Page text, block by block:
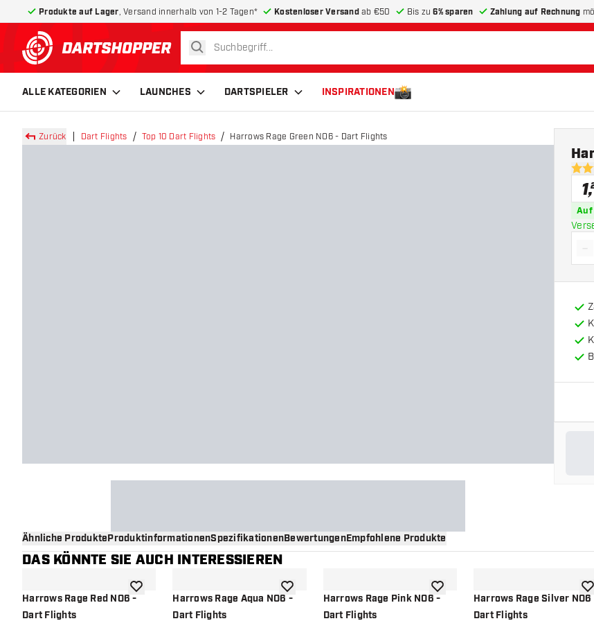
Produkte auf Lager , Versand innerhalb von 1-2 Tagen* Kostenloser Versandab €50 Bis zu6% sparen Zahlung auf Rechnung
zurück zur Startseite
suchen
ALLE KATEGORIEN LAUNCHES DARTSPIELER INSPIRATIONEN
Zurück Dart Flights Top 10 Dart Flights Harrows Rage Green NO6 - Dart Flights
5
1,
Auf
-
Ähnliche ProdukteProduktinformationenSpezifikationenBewertungenEmpfohlene Produkte
DAS KÖNNTE SIE AUCH INTERESSIEREN
Harrows Rage Red NO6 -
Dart Flights
Zur Wunschliste hinzufügen
Harrows Rage Aqua NO6 -
Dart Flights
Zur Wunschliste hinzufügen
Harrows Rage Pink NO6 -
Dart Flights
Zur Wunschliste hinzufügen
Harrows Rage Silver NO6
Dart Flights